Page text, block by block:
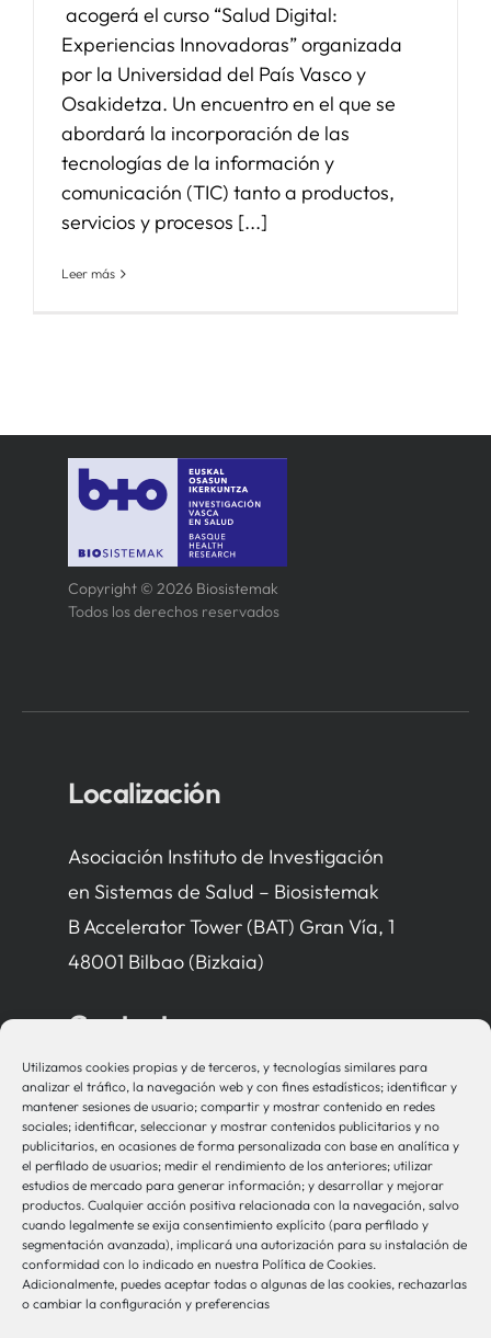
Utilizamos cookies propias y de terceros, y tecnologías similares para
analizar el tráfico, la navegación web y con fines estadísticos; identificar y
mantener sesiones de usuario; compartir y mostrar contenido en redes
sociales; identificar, seleccionar y mostrar contenidos publicitarios y no
publicitarios, en ocasiones de forma personalizada con base en analítica y
el perfilado de usuarios; medir el rendimiento de los anteriores; utilizar
estudios de mercado para generar información; y desarrollar y mejorar
productos. Cualquier acción positiva relacionada con la navegación, salvo
cuando legalmente se exija consentimiento explícito (para perfilado y
segmentación avanzada), implicará una autorización para su instalación de
conformidad con lo indicado en nuestra Política de Cookies.
Adicionalmente, puedes aceptar todas o algunas de las cookies, rechazarlas
o cambiar la configuración y preferencias
acogerá el curso “Salud Digital:
Experiencias Innovadoras” organizada
por la Universidad del País Vasco y
Osakidetza. Un encuentro en el que se
abordará la incorporación de las
tecnologías de la información y
comunicación (TIC) tanto a productos,
servicios y procesos [...]
Leer más
Copyright © 2026 Biosistemak
Todos los derechos reservados
Localización
Asociación Instituto de Investigación
en Sistemas de Salud – Biosistemak
B Accelerator Tower (BAT) Gran Vía, 1
48001 Bilbao (Bizkaia)
Contacto
bio-sistemak@bio-sistemak.eus
944 00 77 90
Otros Enlaces
Osakidetza